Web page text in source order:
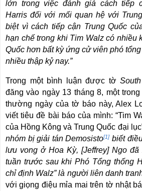
lớn trong việc đánh giá cách tiếp
Harris đối với mối quan hệ với
biệt vì cách tiếp cận Trung Quốc
hạn chế trong khi Tim Walz có nhiều
Quốc hơn bất kỳ ứng cử viên phó
nhiều thập kỷ nay.”
Trong một bình luận được tờ
đăng vào ngày 13 tháng 8, một
thường ngày của tờ báo này, Alex
viết tiêu đề bài báo của mình: “Tim
của Hồng Kông và Trung Quốc đại
nhóm bị giải tán Demosisto[1] biết
lưu vong ở Hoa Kỳ, [Jeffrey] Ngo
tuần trước sau khi Phó Tổng thống
chỉ định Walz” là người liên danh
với giọng điệu mỉa mai trên tờ nhật